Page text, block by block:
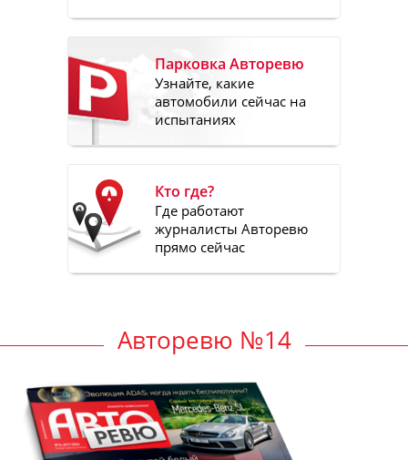
Парковка Авторевю
Узнайте, какие
автомобили сейчас на
испытаниях
Кто где?
Где работают
журналисты Авторевю
прямо сейчас
Авторевю №14